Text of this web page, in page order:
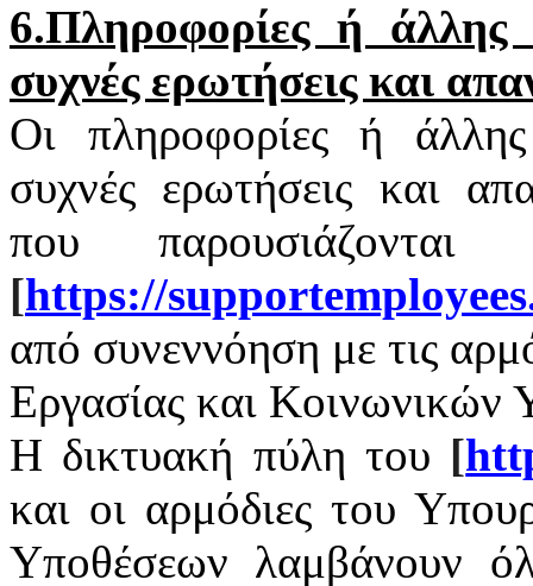
6.Πληροφορίες ή άλλης
συχνές ερωτήσεις και
Οι πληροφορίες ή άλλης
συχνές ερωτήσεις και
που
[https://supportemployees
από συνεννόηση με τις
Εργασίας και Κοινωνικών
Η δικτυακή πύλη του [
και οι αρμόδιες του
Υποθέσεων λαμβάνουν